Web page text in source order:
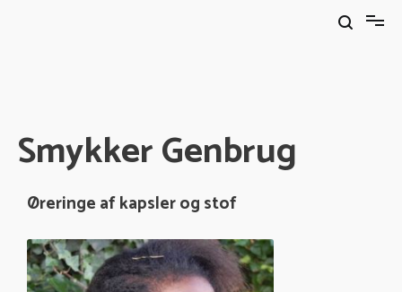
Smykker Genbrug
Øreringe af kapsler og stof